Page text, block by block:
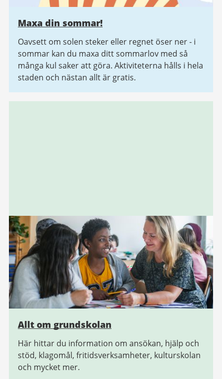
Maxa din sommar!
Oavsett om solen steker eller regnet öser ner - i
sommar kan du maxa ditt sommarlov med så
många kul saker att göra. Aktiviteterna hålls i hela
staden och nästan allt är gratis.
Allt om grundskolan
Här hittar du information om ansökan, hjälp och
stöd, klagomål, fritidsverksamheter, kulturskolan
och mycket mer.